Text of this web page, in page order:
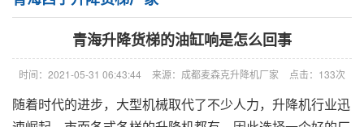
青海升降货梯的油缸响是怎么回事
时间：2021-05-31 06:43:44 来源：成都麦森克升降机厂家 点击：133次
随着时代的进步，大型机械取代了不少人力，升降机行业迅